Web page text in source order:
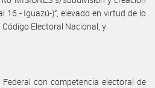
16 - Iguazú-)”, elevado en virtud de lo
Electoral Nacional, y
con competencia electoral de